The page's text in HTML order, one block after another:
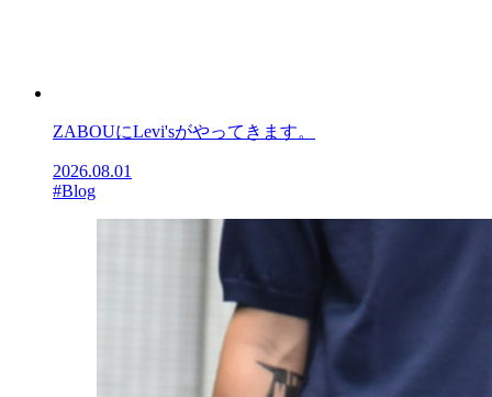
ZABOUにLevi'sがやってきます。
2026.08.01
#Blog